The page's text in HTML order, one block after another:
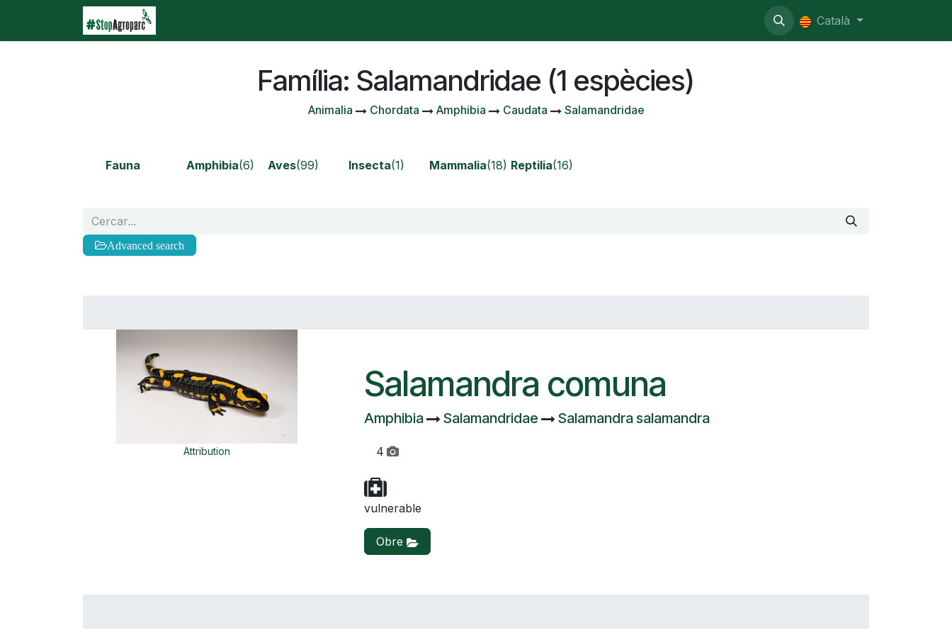
Català
Família: Salamandridae (1 espècies)
Animalia Chordata Amphibia Caudata Salamandridae
Fauna Amphibia(6) Aves(99) Insecta(1) Mammalia(18) Reptilia(16)
Advanced search
Attribution
Salamandra comuna
Amphibia Salamandridae Salamandra salamandra
4
vulnerable
Obre